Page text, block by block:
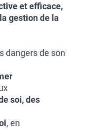
et efficace,
la gestion de la
dangers de son
soi, des
, en